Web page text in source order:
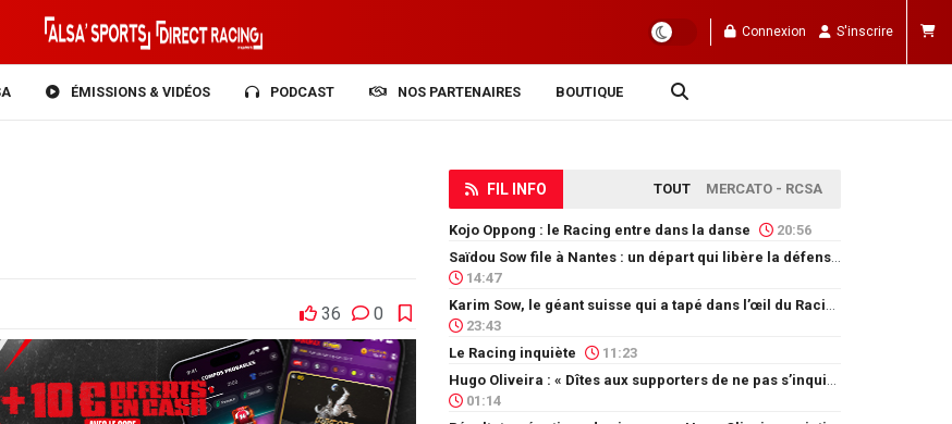
Connexion S'inscrire
ÉMISSIONS & VIDÉOS PODCAST NOS PARTENAIRES BOUTIQUE
36 0
FIL INFO TOUT MERCATO - RCSA
Kojo Oppong : le Racing entre dans la danse 20:56
14:47
23:43
Le Racing inquiète
11:23
01:14